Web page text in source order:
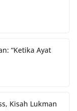
“Ketika Ayat
Kisah Lukman